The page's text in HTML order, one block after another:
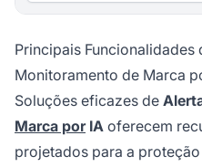
Principais Funcionalidades
Monitoramento de Marca
Soluções eficazes de
Marca porIA oferecem
projetados para a